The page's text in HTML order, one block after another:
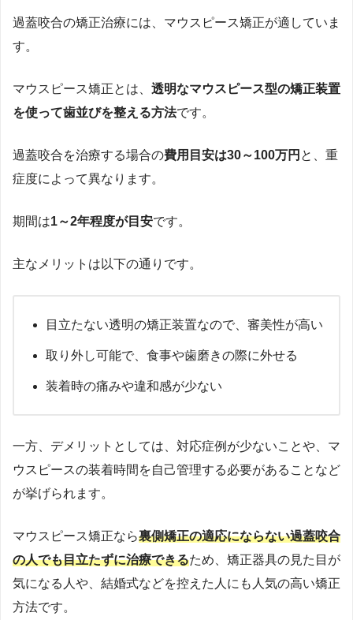
過蓋咬合の矯正治療には、マウスピース矯正が適していま
す。
マウスピース矯正とは、 透明なマウスピース型の矯正装置
を使って歯並びを整える方法です。
過蓋咬合を治療する場合の費用目安は30～100万円 と、重
症度によって異なります。
期間は1～2年程度が目安です。
主なメリットは以下の通りです。
目立たない透明の矯正装置なので、審美性が高い
取り外し可能で、食事や歯磨きの際に外せる
装着時の痛みや違和感が少ない
一方、デメリットとしては、対応症例が少ないことや、マ
ウスピースの装着時間を自己管理する必要があることなど
が挙げられます。
マウスピース矯正なら裏側矯正の適応にならない過蓋咬合
の人でも目立たずに治療できるため、矯正器具の見た目が
気になる人や、結婚式などを控えた人にも人気の高い矯正
方法です。